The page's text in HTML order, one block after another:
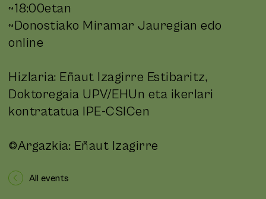
~18:00etan
~Donostiako Miramar Jauregian edo
online
Hizlaria: Eñaut Izagirre Estibaritz,
Doktoregaia UPV/EHUn eta ikerlari
kontratatua IPE-CSICen
©️Argazkia: Eñaut Izagirre
All events